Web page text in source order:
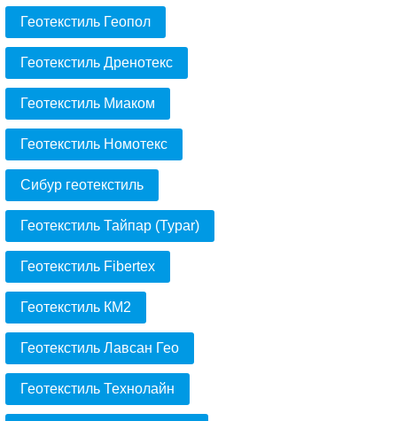
Геотекстиль Геопол
Геотекстиль Дренотекс
Геотекстиль Миаком
Геотекстиль Номотекс
Сибур геотекстиль
Геотекстиль Тайпар (Typar)
Геотекстиль Fibertex
Геотекстиль КМ2
Геотекстиль Лавсан Гео
Геотекстиль Технолайн